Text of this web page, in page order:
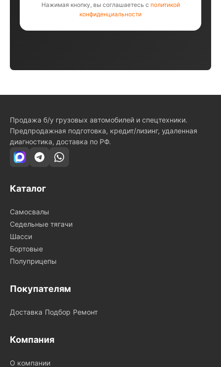
Нажимая кнопку, вы соглашаетесь с политикой
конфиденциальности
Продажа б/у грузовых автомобилей и спецтехники.
Предпродажная подготовка, кредит/лизинг, удаленная
диагностика, доставка по РФ.
Каталог
Самосвалы
Седельные тягачи
Шасси
Бортовые
Полуприцепы
Покупателям
Доставка Подбор Ремонт
Компания
О компании